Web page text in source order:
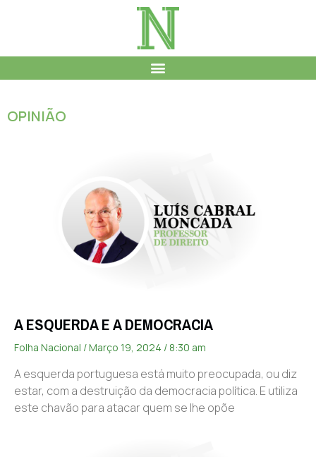
OPINIÃO
A ESQUERDA E A DEMOCRACIA
Folha Nacional Março 19, 2024 8:30 am
A esquerda portuguesa está muito preocupada, ou diz
estar, com a destruição da democracia política. E utiliza
este chavão para atacar quem se lhe opõe